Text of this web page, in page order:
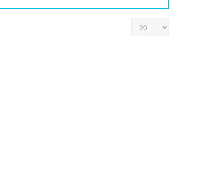
Cantidad
a